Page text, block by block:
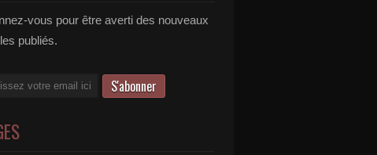
vous pour être averti des nouveaux
publiés.